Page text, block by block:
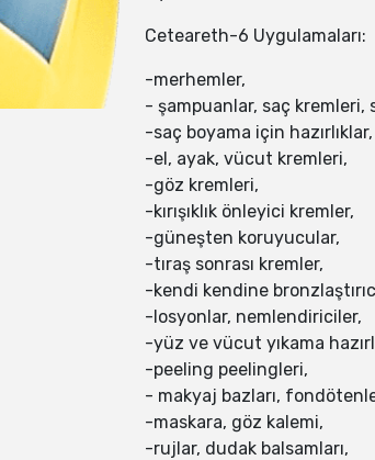
Ceteareth-6 Uygulamaları:
-merhemler,
- şampuanlar, saç kremleri,
-saç boyama için hazırlıklar,
-el, ayak, vücut kremleri,
-göz kremleri,
-kırışıklık önleyici kremler,
-güneşten koruyucular,
-tıraş sonrası kremler,
-kendi kendine
-losyonlar, nemlendiriciler,
-yüz ve vücut yıkama
-peeling peelingleri,
- makyaj bazları,
-maskara, göz kalemi,
-rujlar, dudak balsamları,